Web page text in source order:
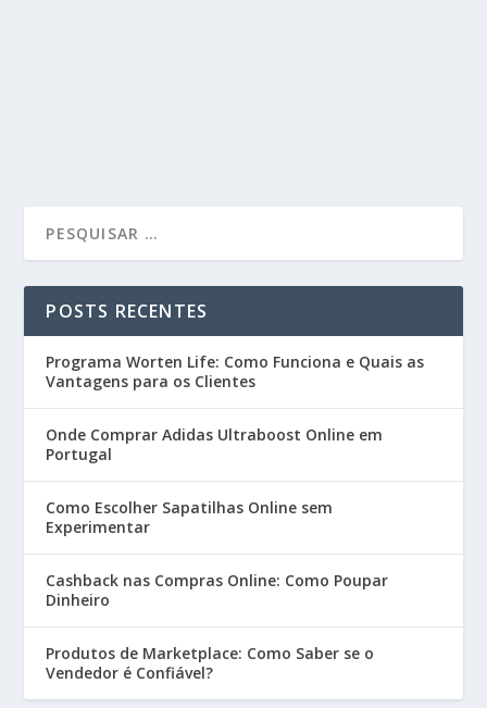
POSTS RECENTES
Programa Worten Life: Como Funciona e Quais as
Vantagens para os Clientes
Onde Comprar Adidas Ultraboost Online em
Portugal
Como Escolher Sapatilhas Online sem
Experimentar
Cashback nas Compras Online: Como Poupar
Dinheiro
Produtos de Marketplace: Como Saber se o
Vendedor é Confiável?